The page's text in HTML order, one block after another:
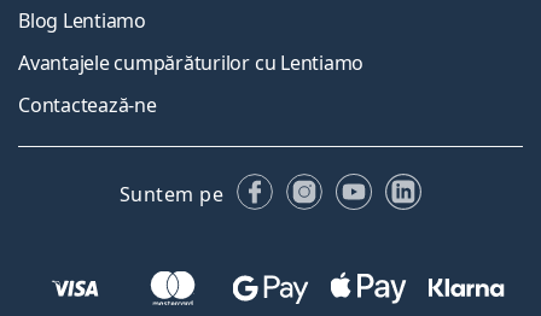
Blog Lentiamo
Avantajele cumpărăturilor cu Lentiamo
Contactează-ne
Suntem pe FacebookInstagram
YouTubeLinkedIn